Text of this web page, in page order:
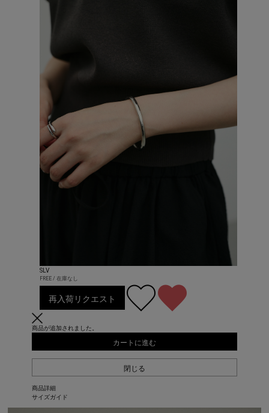
SLV
FREE / 在庫なし
再入荷リクエスト
商品が追加されました。
カートに進む
閉じる
商品詳細
サイズガイド